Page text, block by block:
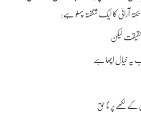
آرائی کا ایک شگفتہ پہلو ہے:
لیکن
یہ خیال اچھا ہے
لکھے پر نا حق